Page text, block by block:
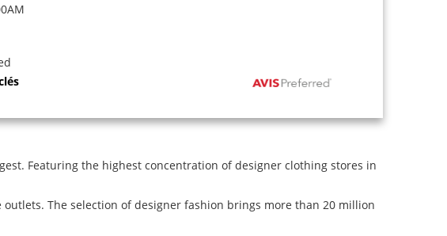
Featuring the highest concentration of designer clothing stores in
The selection of designer fashion brings more than 20 million